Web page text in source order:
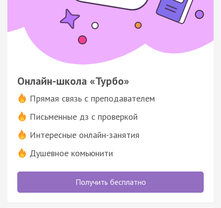
Онлайн-школа «Турбо»
Прямая связь с преподавателем
Письменные дз с проверкой
Интересные онлайн-занятия
Душевное комьюнити
Получить бесплатно